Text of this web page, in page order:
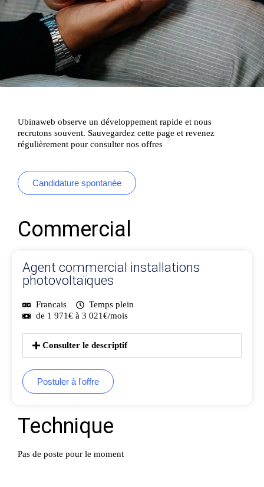
Ubinaweb observe un développement rapide et nous
recrutons souvent. Sauvegardez cette page et revenez
régulièrement pour consulter nos offres
Candidature spontanée
Commercial
Agent commercial installations
photovoltaïques
Francais
Temps plein
de 1 971€ à 3 021€/mois
Consulter le descriptif
Postuler à l'offre
Technique
Pas de poste pour le moment